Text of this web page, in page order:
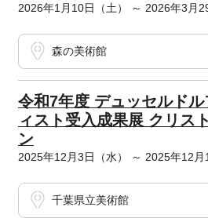
2026年1月10日（土） ～ 2026年3月
森の美術館
令和7年度 デュッセルド
ィスト受入成果展 クリス
ン
2025年12月3日（水） ～ 2025年12月
千葉県立美術館